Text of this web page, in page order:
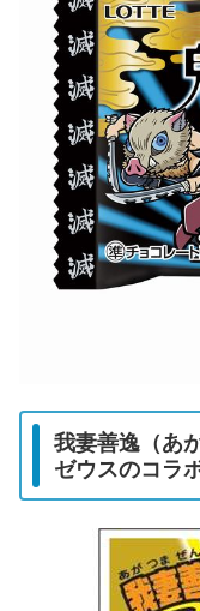
我妻善逸（あ
ゼウスのコラ